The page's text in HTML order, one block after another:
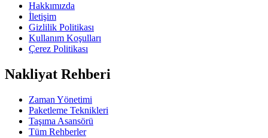
Hakkımızda
İletişim
Gizlilik Politikası
Kullanım Koşulları
Çerez Politikası
Nakliyat Rehberi
Zaman Yönetimi
Paketleme Teknikleri
Taşıma Asansörü
Tüm Rehberler